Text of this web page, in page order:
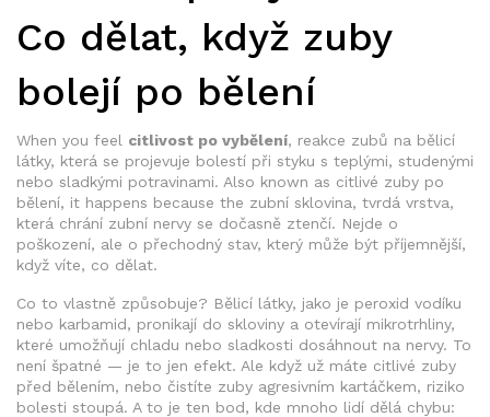
Co dělat, když zuby
bolejí po bělení
When you feel citlivost po vybělení, reakce zubů na bělicí
látky, která se projevuje bolestí při styku s teplými, studenými
nebo sladkými potravinami. Also known as citlivé zuby po
bělení, it happens because the zubní sklovina, tvrdá vrstva,
která chrání zubní nervy se dočasně ztenčí. Nejde o
poškození, ale o přechodný stav, který může být příjemnější,
když víte, co dělat.
Co to vlastně způsobuje? Bělicí látky, jako je peroxid vodíku
nebo karbamid, pronikají do skloviny a otevírají mikrotrhliny,
které umožňují chladu nebo sladkosti dosáhnout na nervy. To
není špatné — je to jen efekt. Ale když už máte citlivé zuby
před bělením, nebo čistíte zuby agresivním kartáčkem, riziko
bolesti stoupá. A to je ten bod, kde mnoho lidí dělá chybu: